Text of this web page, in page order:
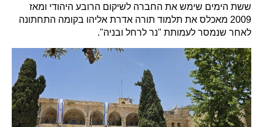
ששת הימים שימש את החברה לשיקום הרובע היהודי ומאז
2009 מאכלס את תלמוד תורה אדרת אליהו בקומה התחתונה
לאחר שנמסר לעמותת "נר לרחל ובניה".